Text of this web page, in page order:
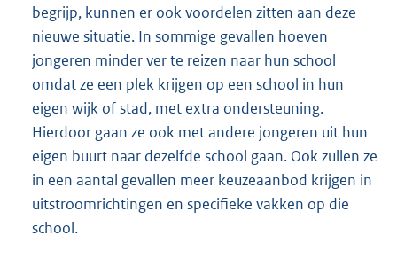
begrijp, kunnen er ook voordelen zitten aan deze
nieuwe situatie. In sommige gevallen hoeven
jongeren minder ver te reizen naar hun school
omdat ze een plek krijgen op een school in hun
eigen wijk of stad, met extra ondersteuning.
Hierdoor gaan ze ook met andere jongeren uit hun
eigen buurt naar dezelfde school gaan. Ook zullen ze
in een aantal gevallen meer keuzeaanbod krijgen in
uitstroomrichtingen en specifieke vakken op die
school.